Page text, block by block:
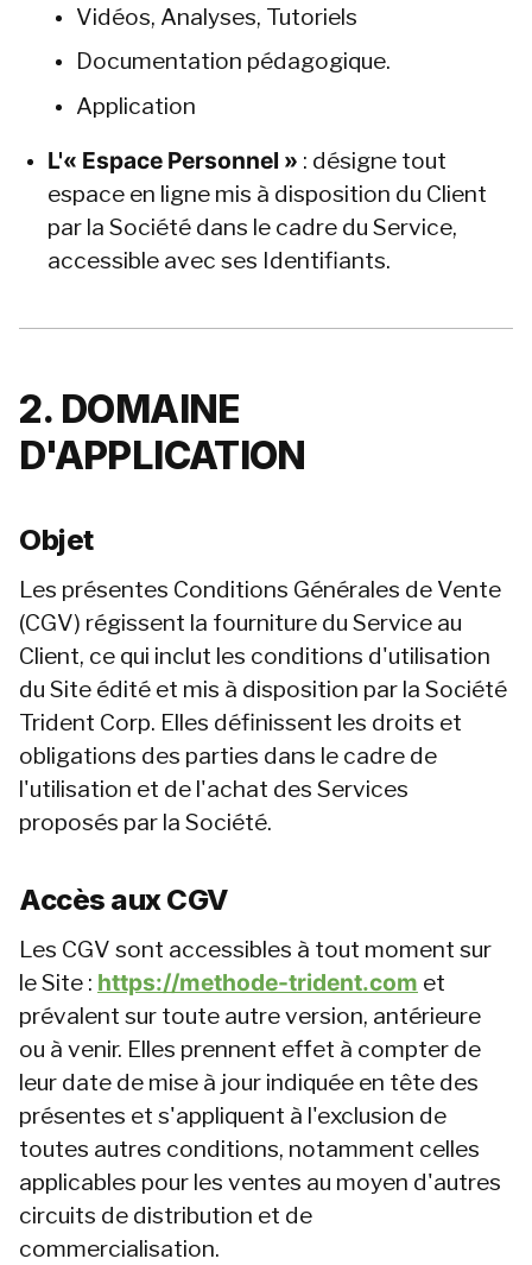
Vidéos, Analyses, Tutoriels
Documentation pédagogique.
Application
L'« Espace Personnel » : désigne tout
espace en ligne mis à disposition du Client
par la Société dans le cadre du Service,
accessible avec ses Identifiants.
2. DOMAINE
D'APPLICATION
Objet
Les présentes Conditions Générales de Vente
(CGV) régissent la fourniture du Service au
Client, ce qui inclut les conditions d'utilisation
du Site édité et mis à disposition par la Société
Trident Corp. Elles définissent les droits et
obligations des parties dans le cadre de
l'utilisation et de l'achat des Services
proposés par la Société.
Accès aux CGV
Les CGV sont accessibles à tout moment sur
le Site : https://methode-trident.com et
prévalent sur toute autre version, antérieure
ou à venir. Elles prennent effet à compter de
leur date de mise à jour indiquée en tête des
présentes et s'appliquent à l'exclusion de
toutes autres conditions, notamment celles
applicables pour les ventes au moyen d'autres
circuits de distribution et de
commercialisation.